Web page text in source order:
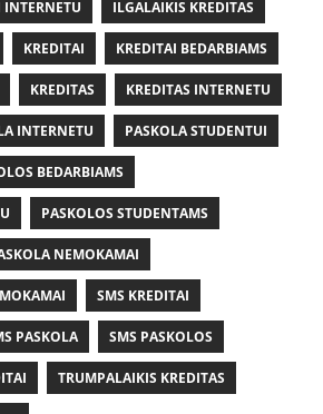
ILGALAIKIS KREDITAS
KREDITAI KREDITAI BEDARBIAMS
KREDITAS KREDITAS INTERNETU
INTERNETU PASKOLA STUDENTUI
BEDARBIAMS
PASKOLOS STUDENTAMS
NEMOKAMAI
SMS KREDITAI
PASKOLA SMS PASKOLOS
TRUMPALAIKIS KREDITAS